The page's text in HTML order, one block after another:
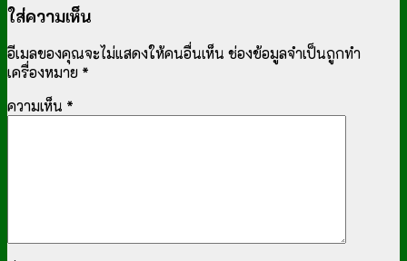
ใส่ความเห็น
อีเมลของคุณจะไม่แสดงให้คนอื่นเห็น ช่องข้อมูลจำเป็นถูกทำ
เครื่องหมาย *
ความเห็น *